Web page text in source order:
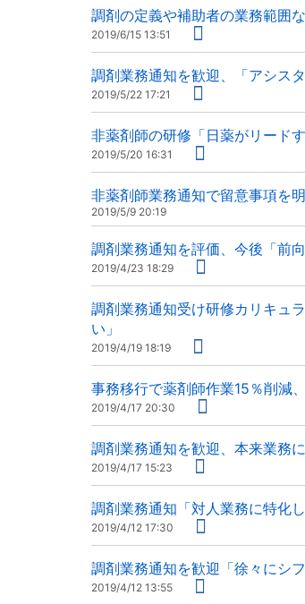
調剤の定義や補助者の業務範
2019/6/15 13:51
調剤業務通知を歓迎、「アシ
2019/5/22 17:21
非薬剤師の研修「日薬がリー
2019/5/20 16:31
非薬剤師業務通知で留意事項
2019/5/9 20:19
調剤業務通知を評価、今後「
2019/4/23 18:29
調剤業務通知受け研修カリキ
い」
2019/4/19 18:19
事務移行で薬剤師作業15％削
2019/4/17 20:30
調剤業務通知を歓迎、本来業
2019/4/17 15:23
調剤業務通知「対人業務に特
2019/4/12 17:30
調剤業務通知を歓迎「徐々に
2019/4/12 13:55